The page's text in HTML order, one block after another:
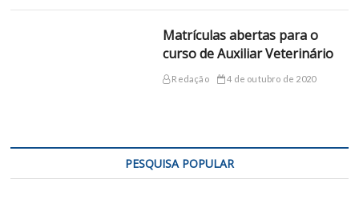
Matrículas abertas para o
curso de Auxiliar Veterinário
Redação 4 de outubro de 2020
PESQUISA POPULAR